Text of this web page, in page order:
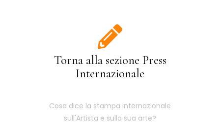
Torna alla sezione Press
Internazionale
Cosa dice la stampa internazionale
sull'Artista e sulla sua arte?